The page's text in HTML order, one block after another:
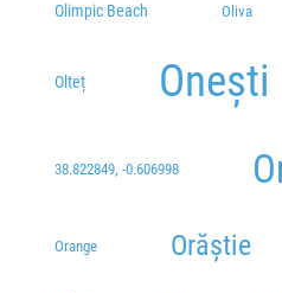
Olimpic Beach Oliva
Olteț Onești
38.822849, -0.606998
Orange Orăștie